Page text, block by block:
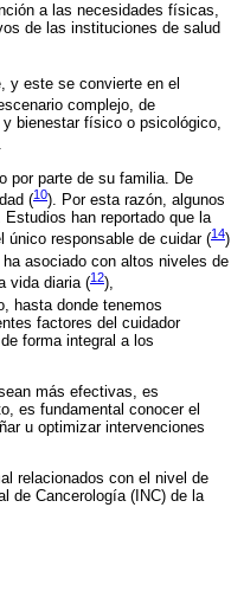
a las necesidades físicas,
de las instituciones de salud
y este se convierte en el
complejo, de
bienestar físico o psicológico,
por parte de su familia. De
(10). Por esta razón, algunos
han reportado que la
único responsable de cuidar (14)
asociado con altos niveles de
vida diaria (12),
hasta donde tenemos
factores del cuidador
forma integral a los
más efectivas, es
es fundamental conocer el
u optimizar intervenciones
relacionados con el nivel de
de Cancerología (INC) de la